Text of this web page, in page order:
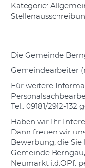
Kategorie:
Die Gemeinde
Gemeindearbeiter
Für weitere
Tel.: 09181/2912-
Haben wir Ihr
Dann freuen wir
Bewerbung, die Sie
Gemeinde Berngau,
Neumarkt i.d.OPf.